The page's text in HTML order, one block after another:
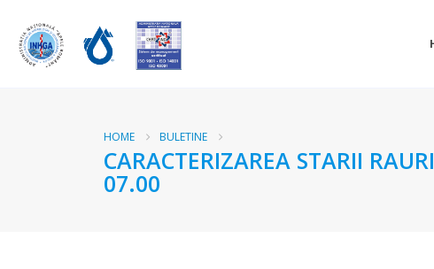
HOME BULETINE
CARACTERIZAREA STARII
07.00